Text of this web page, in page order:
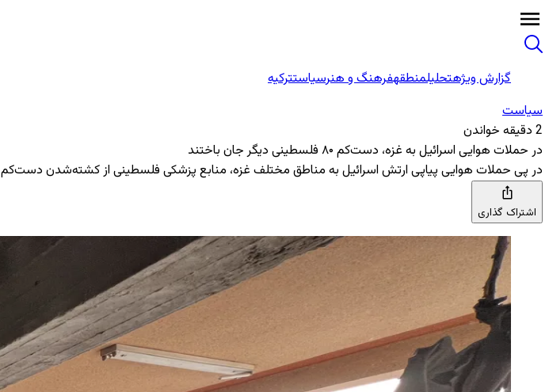
گزارش ویژهتحلیلمنطقهفرهنگ و هنرسیاستترکیه
سیاست
2 دقیقه خواندن
در حملات هوایی اسرائیل به غزه، دست‌کم ۸۰ فلسطینی دیگر جان باختند
در پی حملات هوایی پیاپی ارتش اسرائیل به مناطق مختلف غزه، منابع پزشکی فلسطینی از کشته‌شدن دست‌کم ۸۰ نفر و زخمی‌شدن ده‌ها تن دیگر خبر دادند؛ بسیاری از قربانیان، غیرنظامیان و از جمله کودکان هستند.
اشتراک گذاری